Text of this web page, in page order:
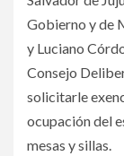
Gobierno y de
y Luciano
Consejo
solicitarle
ocupación del
mesas y sillas.